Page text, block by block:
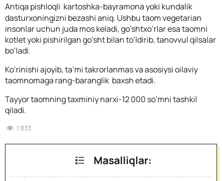
Antiqa pishloqli kartoshka-bayramona yoki kundalik
dasturxoningizni bezashi aniq. Ushbu taom vegetarian
insonlar uchun juda mos keladi, go’shtxo’rlar esa taomni
kotlet yoki pishirilgan go’sht bilan to’ldirib, tanovvul qilsalar
bo’ladi.
Ko’rinishi ajoyib, ta’mi takrorlanmas va asosiysi oilaviy
taomnomaga rang-baranglik baxsh etadi.
Tayyor taomning taxminiy narxi-12 000 so’mni tashkil
qiladi.
1 833
Masalliqlar: